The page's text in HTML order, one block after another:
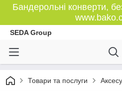
Бандерольні конверти,
SEDA Group
Товари та послуги